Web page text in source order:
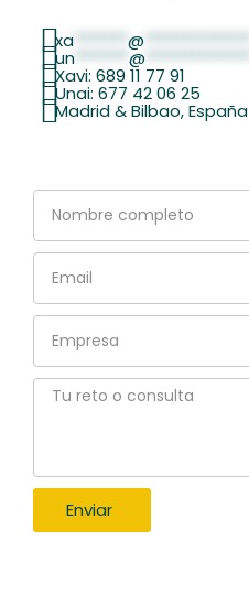
xa @
un ******* @ **************
Xavi: 689 11 77 91
Unai: 677 42 06 25
Madrid & Bilbao, España
completo
Enviar